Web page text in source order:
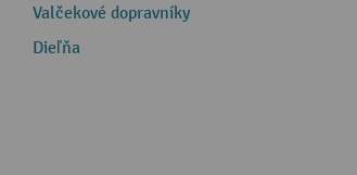
Valčekové dopravníky
Dieľňa